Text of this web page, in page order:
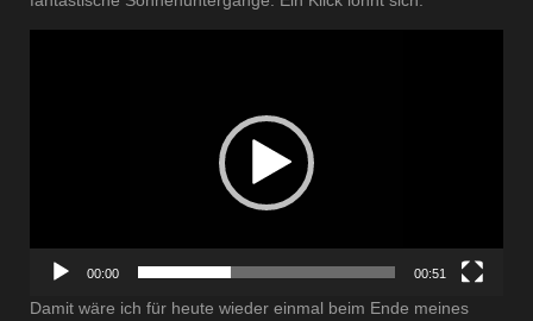
00:00 00:51
Damit wäre ich für heute wieder einmal beim Ende meines